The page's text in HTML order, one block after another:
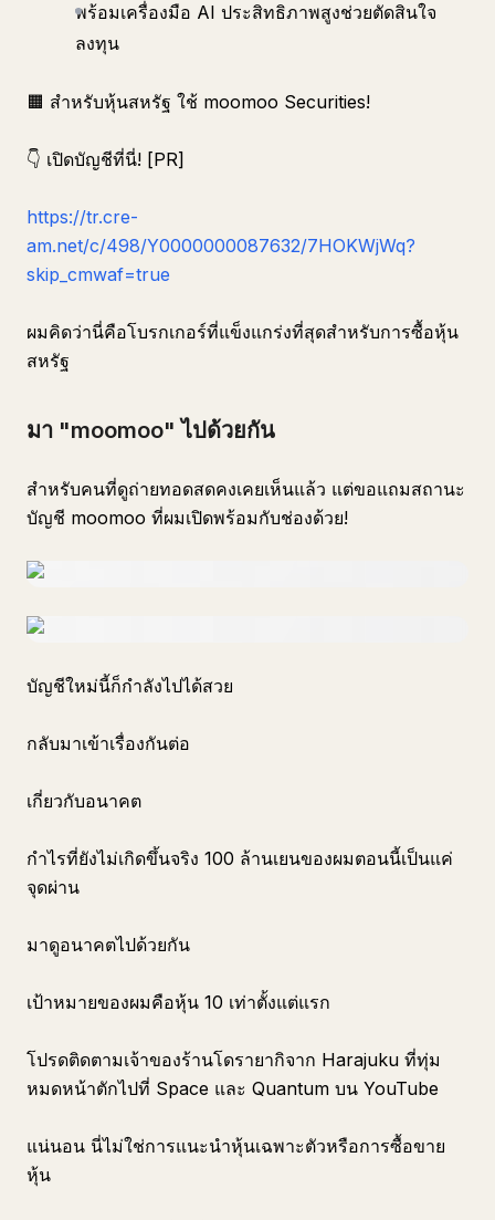
พร้อมเครื่องมือ AI ประสิทธิภาพสูงช่วยตัดสินใจ
ลงทุน
🟧 สำหรับหุ้นสหรัฐ ใช้ moomoo Securities!
👇 เปิดบัญชีที่นี่! [PR]
https://tr.cre-
am.net/c/498/Y0000000087632/7HOKWjWq?
skip_cmwaf=true
ผมคิดว่านี่คือโบรกเกอร์ที่แข็งแกร่งที่สุดสำหรับการซื้อหุ้น
สหรัฐ
มา "moomoo" ไปด้วยกัน
สำหรับคนที่ดูถ่ายทอดสดคงเคยเห็นแล้ว แต่ขอแถมสถานะ
บัญชี moomoo ที่ผมเปิดพร้อมกับช่องด้วย!
บัญชีใหม่นี้ก็กำลังไปได้สวย
กลับมาเข้าเรื่องกันต่อ
เกี่ยวกับอนาคต
กำไรที่ยังไม่เกิดขึ้นจริง 100 ล้านเยนของผมตอนนี้เป็นแค่
จุดผ่าน
มาดูอนาคตไปด้วยกัน
เป้าหมายของผมคือหุ้น 10 เท่าตั้งแต่แรก
โปรดติดตามเจ้าของร้านโดรายากิจาก Harajuku ที่ทุ่ม
หมดหน้าตักไปที่ Space และ Quantum บน YouTube
แน่นอน นี่ไม่ใช่การแนะนำหุ้นเฉพาะตัวหรือการซื้อขาย
หุ้น